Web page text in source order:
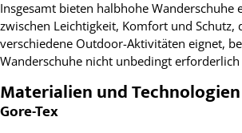
Insgesamt bieten halbhohe Wanderschuhe
zwischen Leichtigkeit, Komfort und Schutz,
verschiedene Outdoor-Aktivitäten eignet,
Wanderschuhe nicht unbedingt erforderlich
Materialien und Technologien
Gore-Tex